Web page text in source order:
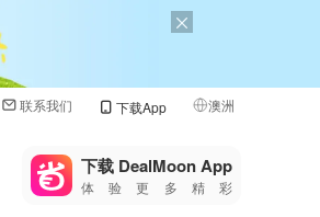
联系我们 下载App 澳洲
🇺🇸
🇨🇳 中国
下载 DealMoon App
体验更多精彩